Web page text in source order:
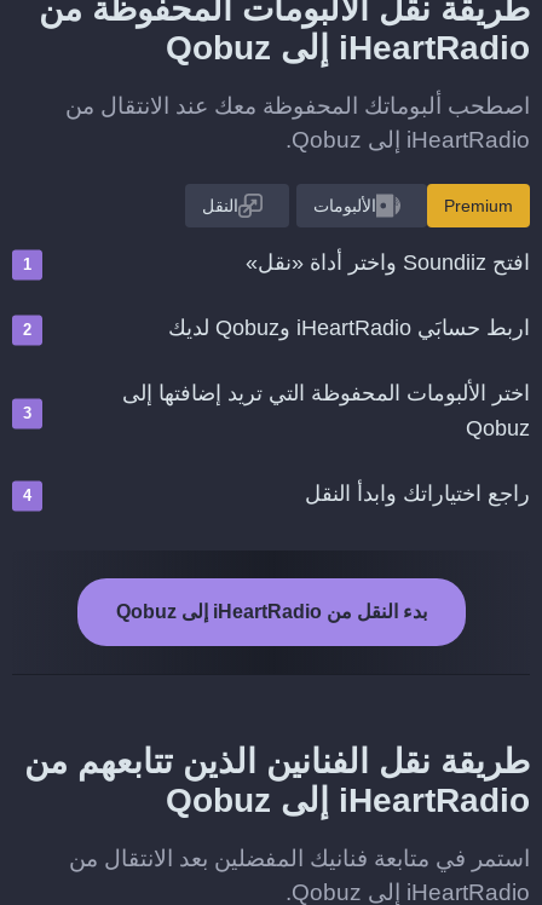
طريقة نقل الألبومات المحفوظة من
iHeartRadio إلى Qobuz
اصطحب ألبوماتك المحفوظة معك عند الانتقال من
iHeartRadio إلى Qobuz.
Premium الألبومات النقل
افتح Soundiiz واختر أداة «نقل»
اربط حسابَي iHeartRadio وQobuz لديك
اختر الألبومات المحفوظة التي تريد إضافتها إلى
Qobuz
راجع اختياراتك وابدأ النقل
بدء النقل من iHeartRadio إلى Qobuz
طريقة نقل الفنانين الذين تتابعهم من
iHeartRadio إلى Qobuz
استمر في متابعة فنانيك المفضلين بعد الانتقال من
iHeartRadio إلى Qobuz.